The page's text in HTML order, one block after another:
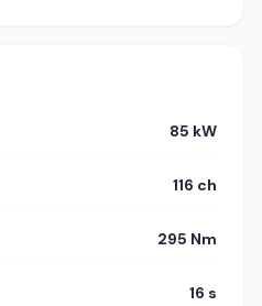
85 kW
116 ch
295 Nm
16 s